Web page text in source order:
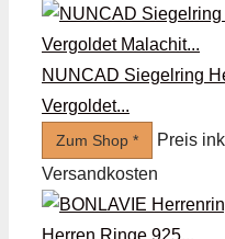
NUNCAD Siegelring
Vergoldet...
Zum Shop *
Preis
Versandkosten